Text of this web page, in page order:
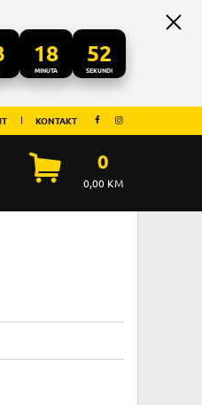
18
MINUTA
51
SEKUNDI
KONTAKT
0
0,00KM